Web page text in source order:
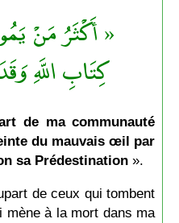
« أَكْثَرُ مَنْ
كِتَابِ اللَّهِ
de ma communauté
du mauvais œil par
sa Prédestination ».
de ceux qui tombent
mène à la mort dans ma